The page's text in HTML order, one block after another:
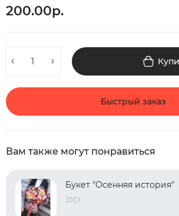
200.00р.
Быстрый заказ
Вам также могут понравиться
Букет "Осенняя история"
3101